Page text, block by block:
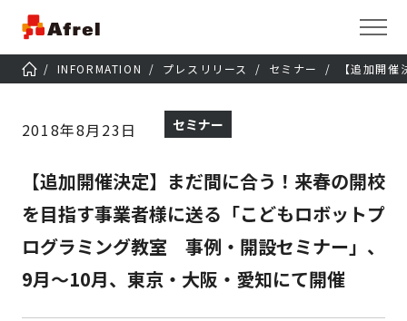
INFORMATION プレスリリース セミナー 【追加開
2018年8月23日 セミナー
【追加開催決定】まだ間に合う！来春の開校
を目指す事業者様に送る「こどもロボットプ
ログラミング教室 事例・開設セミナー」、
9月～10月、東京・大阪・愛知にて開催